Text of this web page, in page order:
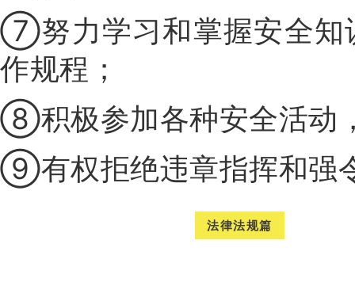
⑦努力学习和掌握安全知
作规程；
⑧积极参加各种安全活动
⑨有权拒绝违章指挥和强
法律法规篇